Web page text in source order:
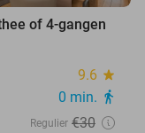
of 4-gangen
9.6 star
0 min. directions_walk
Regulier €30